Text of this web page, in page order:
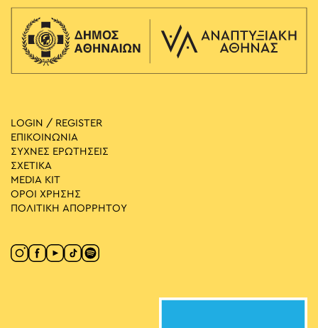
LOGIN / REGISTER
ΕΠΙΚΟΙΝΩΝΙΑ
ΣΥΧΝΕΣ ΕΡΩΤΗΣΕΙΣ
ΣΧΕΤΙΚΑ
MEDIA ΚIT
ΟΡΟΙ ΧΡΗΣΗΣ
ΠΟΛΙΤΙΚΗ ΑΠΟΡΡΗΤΟΥ